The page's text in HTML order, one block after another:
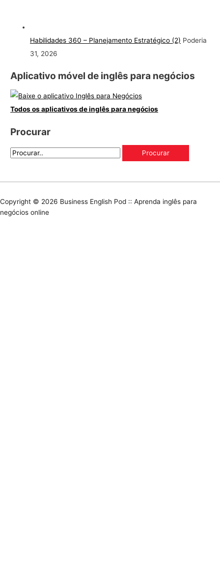
Habilidades 360 – Planejamento Estratégico (2) Poderia
31, 2026
Aplicativo móvel de inglês para negócios
Todos os aplicativos de inglês para negócios
Procurar
Copyright © 2026 Business English Pod :: Aprenda inglês para
negócios online